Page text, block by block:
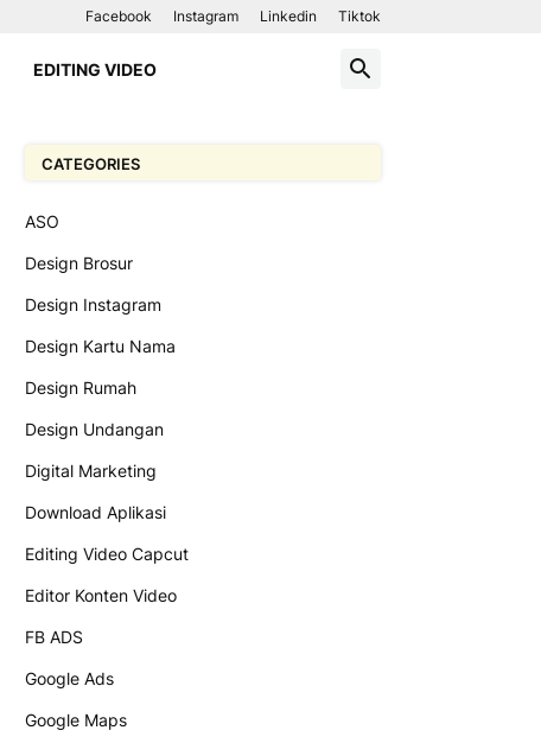
Facebook Instagram Linkedin Tiktok
EDITING VIDEO
CATEGORIES
ASO
Design Brosur
Design Instagram
Design Kartu Nama
Design Rumah
Design Undangan
Digital Marketing
Download Aplikasi
Editing Video Capcut
Editor Konten Video
FB ADS
Google Ads
Google Maps